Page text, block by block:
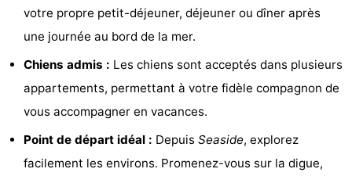
Route
Stationnement
Tram
Croisière
votre propre petit-déjeuner, déjeuner ou dîner après
une journée au bord de la mer.
Chiens admis : Les chiens sont acceptés dans plusieurs
appartements, permettant à votre fidèle compagnon de
vous accompagner en vacances.
Point de départ idéal : Depuis Seaside, explorez
facilement les environs. Promenez-vous sur la digue,